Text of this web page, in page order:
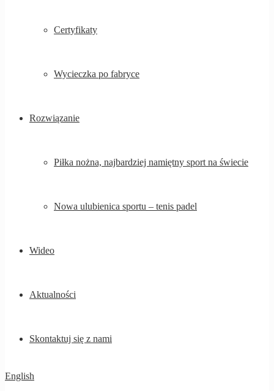
Certyfikaty
Wycieczka po fabryce
Rozwiązanie
Piłka nożna, najbardziej namiętny sport na świecie
Nowa ulubienica sportu – tenis padel
Wideo
Aktualności
Skontaktuj się z nami
English